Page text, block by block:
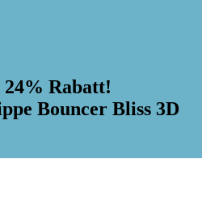
Rabatt!
Bouncer Bliss 3D